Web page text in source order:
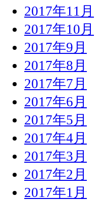
2017年11月
2017年10月
2017年9月
2017年8月
2017年7月
2017年6月
2017年5月
2017年4月
2017年3月
2017年2月
2017年1月